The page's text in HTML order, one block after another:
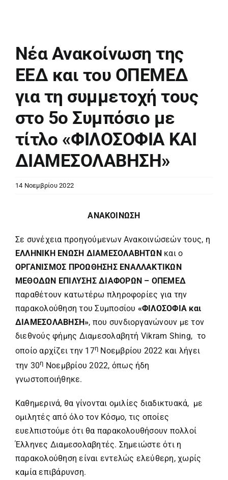
Νέα Ανακοίνωση της
ΕΕΔ και του ΟΠΕΜΕΔ
για τη συμμετοχή τους
στο 5ο Συμπόσιο με
τίτλο «ΦΙΛΟΣΟΦΙΑ ΚΑΙ
ΔΙΑΜΕΣΟΛΑΒΗΣΗ»
14 Νοεμβρίου 2022
ΑΝΑΚΟΙΝΩΣΗ
Σε συνέχεια προηγούμενων Ανακοινώσεών τους, η
ΕΛΛΗΝΙΚΗ ΕΝΩΣΗ ΔΙΑΜΕΣΟΛΑΒΗΤΩΝκαι ο
ΟΡΓΑΝΙΣΜΟΣ ΠΡΟΩΘΗΣΗΣ ΕΝΑΛΛΑΚΤΙΚΩΝ
ΜΕΘΟΔΩΝ ΕΠΙΛΥΣΗΣ ΔΙΑΦΟΡΩΝ – ΟΠΕΜΕΔ
παραθέτουν κατωτέρω πληροφορίες για την
παρακολούθηση του Συμποσίου «ΦΙΛΟΣΟΦΙΑ και
ΔΙΑΜΕΣΟΛΑΒΗΣΗ», που συνδιοργανώνουν με τον
διεθνούς φήμης Διαμεσολαβητή Vikram Shing, το
οποίο αρχίζει την 17η Νοεμβρίου 2022 και λήγει
την 30η Νοεμβρίου 2022, όπως ήδη
γνωστοποιήθηκε.
Καθημερινά, θα γίνονται ομιλίες διαδικτυακά, με
ομιλητές από όλο τον Κόσμο, τις οποίες
ευελπιστούμε ότι θα παρακολουθήσουν πολλοί
Έλληνες Διαμεσολαβητές. Σημειώστε ότι η
παρακολούθηση είναι εντελώς ελεύθερη, χωρίς
καμία επιβάρυνση.